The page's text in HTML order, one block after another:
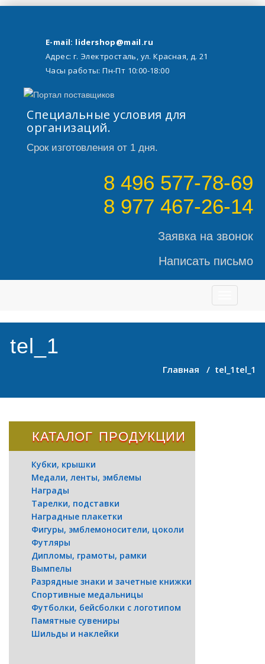
E-mail: lidershop@mail.ru
Адрес: г. Электросталь, ул. Красная, д. 21
Часы работы: Пн-Пт 10:00-18:00
Специальные условия для
организаций.
Срок изготовления от 1 дня.
8 496 577-78-69
8 977 467-26-14
Заявка на звонок
Написать письмо
tel_1
Главная / tel_1 tel_1
КАТАЛОГ ПРОДУКЦИИ
Кубки, крышки
Медали, ленты, эмблемы
Награды
Тарелки, подставки
Наградные плакетки
Фигуры, эмблемоносители, цоколи
Футляры
Дипломы, грамоты, рамки
Вымпелы
Разрядные знаки и зачетные книжки
Спортивные медальницы
Футболки, бейсболки с логотипом
Памятные сувениры
Шильды и наклейки